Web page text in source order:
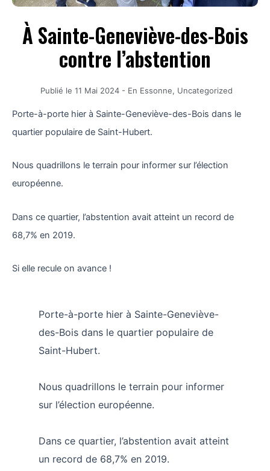
À Sainte-Geneviève-des-Bois
contre l’abstention
Publié le 11 Mai 2024 - En Essonne, Uncategorized
Porte-à-porte hier à Sainte-Geneviève-des-Bois dans le
quartier populaire de Saint-Hubert.
Nous quadrillons le terrain pour informer sur l’élection
européenne.
Dans ce quartier, l’abstention avait atteint un record de
68,7% en 2019.
Si elle recule on avance !
Porte-à-porte hier à Sainte-Geneviève-
des-Bois dans le quartier populaire de
Saint-Hubert.
Nous quadrillons le terrain pour informer
sur l’élection européenne.
Dans ce quartier, l’abstention avait atteint
un record de 68,7% en 2019.